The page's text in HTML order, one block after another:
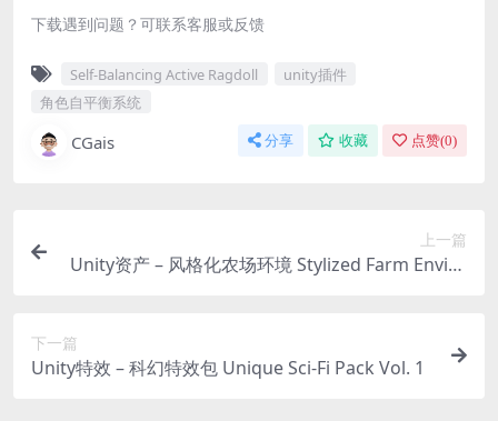
下载遇到问题？可联系客服或反馈
Self-Balancing Active Ragdoll
unity插件
角色自平衡系统
CGais 分享 收藏 点赞(0)
上一篇
Unity资产 – 风格化农场环境 Stylized Farm Enviro
下一篇
Unity特效 – 科幻特效包 Unique Sci-Fi Pack Vol. 1